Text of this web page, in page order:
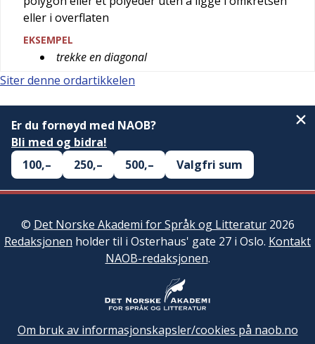
eller i overflaten
EKSEMPEL
trekke en diagonal
Siter denne ordartikkelen
Er du fornøyd med NAOB?
Bli med og bidra!
100,–
250,– 500,– Valgfri sum
© Det Norske Akademi for Språk og Litteratur2026
Redaksjonen holder til i Osterhaus' gate 27 i Oslo. Kontakt
NAOB-redaksjonen.
Om bruk av informasjonskapsler/cookies på naob.no